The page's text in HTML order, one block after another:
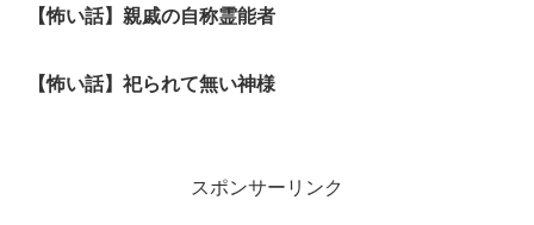
【怖い話】親戚の自称霊能者
【怖い話】祀られて無い神様
スポンサーリンク